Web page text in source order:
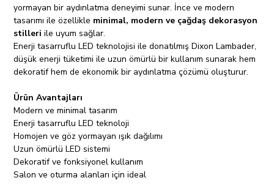
yormayan bir aydınlatma deneyimi sunar. İnce ve modern
tasarımı ile özellikle minimal, modern ve çağdaş dekorasyon
stilleri ile uyum sağlar.
Enerji tasarruflu LED teknolojisi ile donatılmış Dixon Lambader,
düşük enerji tüketimi ile uzun ömürlü bir kullanım sunarak hem
dekoratif hem de ekonomik bir aydınlatma çözümü oluşturur.
Ürün Avantajları
Modern ve minimal tasarım
Enerji tasarruflu LED teknoloji
Homojen ve göz yormayan ışık dağılımı
Uzun ömürlü LED sistemi
Dekoratif ve fonksiyonel kullanım
Salon ve oturma alanları için ideal